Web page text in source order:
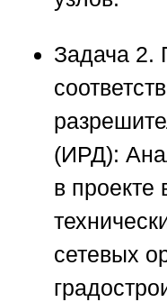
Задача 2.
(ИРД):
в
сетевых